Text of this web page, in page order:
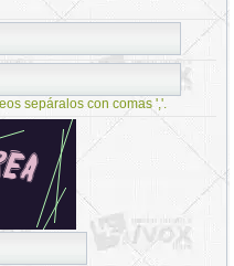
sepáralos con comas ','.